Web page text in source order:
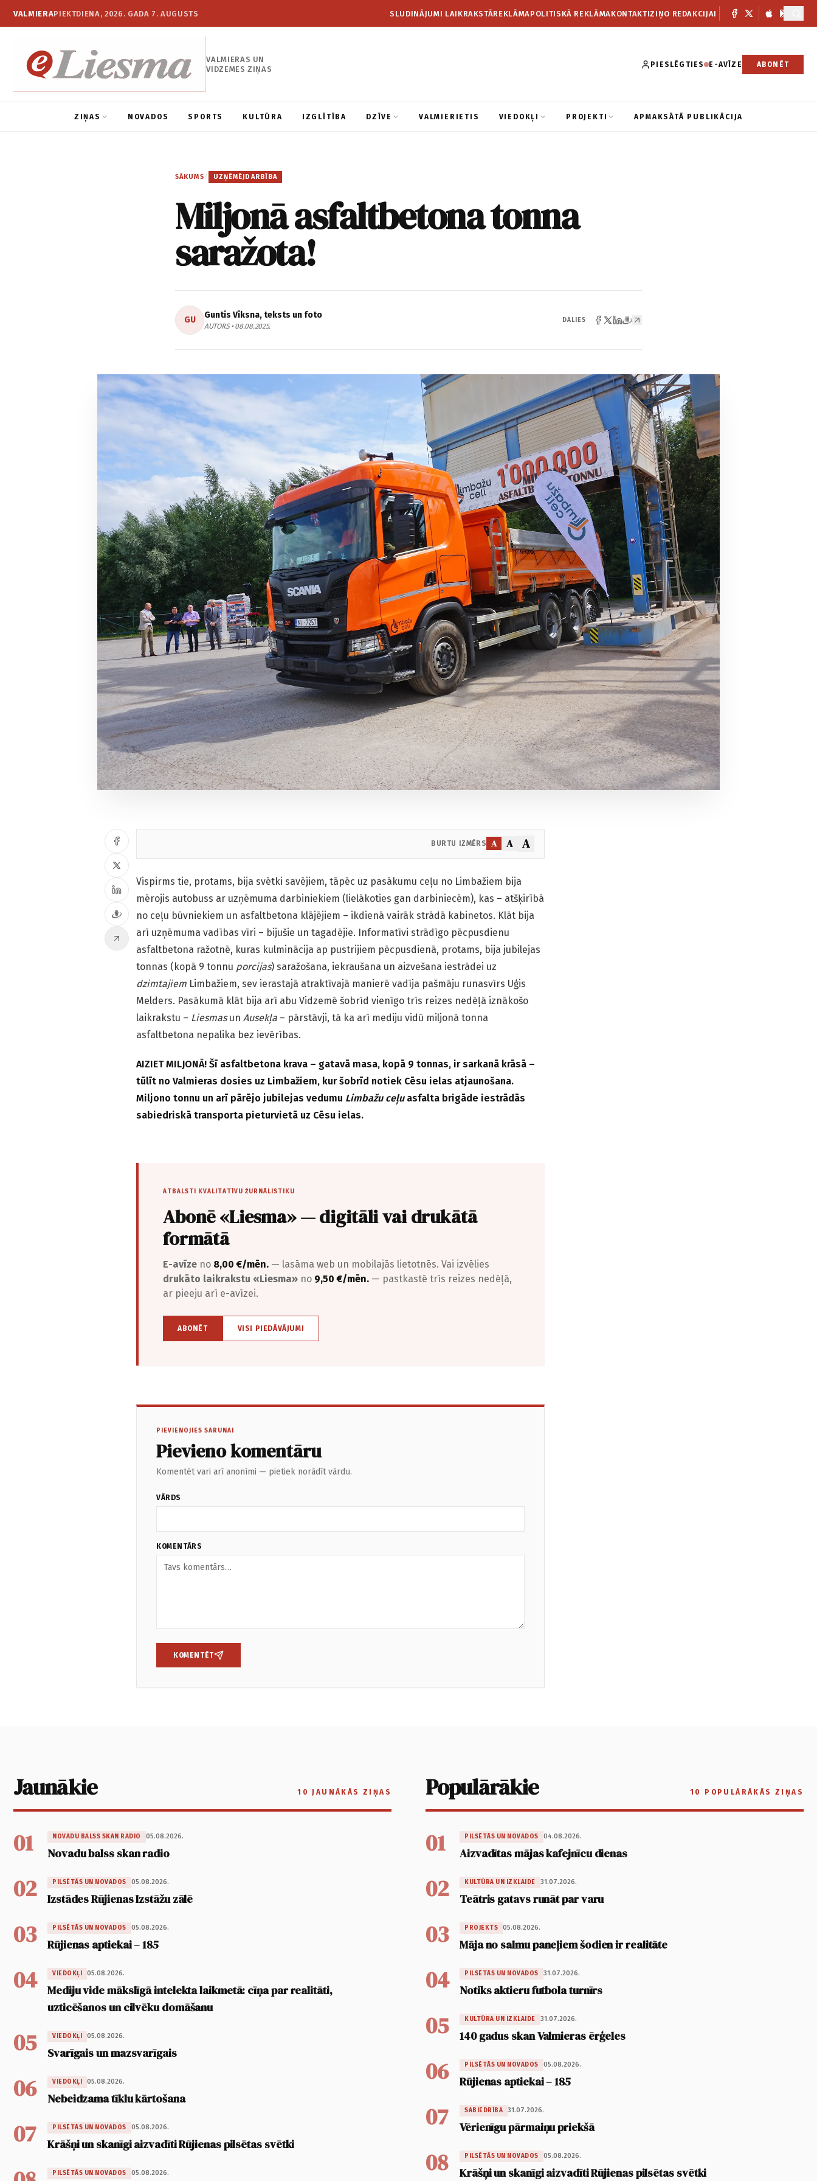
VALMIERAPIEKTDIENA, 2026. GADA 7. AUGUSTS SLUDINĀJUMI LAIKRAKSTĀREKLĀMAPOLITISKĀ REKLĀMAKONTAKTIZIŅO REDAKCIJAI
VALMIERAS UN
VIDZEMES ZIŅAS
PIESLĒGTIES E-AVĪZE ABONĒT
ZIŅAS NOVADOS SPORTS KULTŪRA IZGLĪTĪBA DZĪVE VALMIERIETIS VIEDOKĻI PROJEKTI APMAKSĀTĀ PUBLIKĀCIJA
SĀKUMS / UZŅĒMĒJDARBĪBA
Miljonā asfaltbetona tonna
saražota!
GU Guntis Vīksna, teksts un foto
AUTORS • 08.08.2025.
DALIES
BURTU IZMĒRS A A A
Vispirms tie, protams, bija svētki savējiem, tāpēc uz pasākumu ceļu no Limbažiem bija
mērojis autobuss ar uzņēmuma darbiniekiem (lielākoties gan darbiniecēm), kas – atšķirībā
no ceļu būvniekiem un asfaltbetona klājējiem – ikdienā vairāk strādā kabinetos. Klāt bija
arī uzņēmuma vadības vīri – bijušie un tagadējie. Informatīvi strādīgo pēcpusdienu
asfaltbetona ražotnē, kuras kulminācija ap pustrijiem pēcpusdienā, protams, bija jubilejas
tonnas (kopā 9 tonnu porcijas) saražošana, iekraušana un aizvešana iestrādei uz
dzimtajiem Limbažiem, sev ierastajā atraktīvajā manierē vadīja pašmāju runasvīrs Uģis
Melders. Pasākumā klāt bija arī abu Vidzemē šobrīd vienīgo trīs reizes nedēļā iznākošo
laikrakstu – Liesmasun Ausekļa – pārstāvji, tā ka arī mediju vidū miljonā tonna
asfaltbetona nepalika bez ievērības.
AIZIET MILJONĀ! Šī asfaltbetona krava – gatavā masa, kopā 9 tonnas, ir sarkanā krāsā –
tūlīt no Valmieras dosies uz Limbažiem, kur šobrīd notiek Cēsu ielas atjaunošana.
Miljono tonnu un arī pārējo jubilejas vedumu Limbažu ceļuasfalta brigāde iestrādās
sabiedriskā transporta pieturvietā uz Cēsu ielas.
ATBALSTI KVALITATĪVU ŽURNĀLISTIKU
Abonē «Liesma» — digitāli vai drukātā
formātā
E-avīze no 8,00 €/mēn. — lasāma web un mobilajās lietotnēs. Vai izvēlies
drukāto laikrakstu «Liesma» no 9,50 €/mēn. — pastkastē trīs reizes nedēļā,
ar pieeju arī e-avīzei.
ABONĒT VISI PIEDĀVĀJUMI
PIEVIENOJIES SARUNAI
Pievieno komentāru
Komentēt vari arī anonīmi — pietiek norādīt vārdu.
VĀRDS
KOMENTĀRS
KOMENTĒT
Jaunākie 10 JAUNĀKĀS ZIŅAS
01 NOVADU BALSS SKAN RADIO 05.08.2026.
Novadu balss skan radio
02 PILSĒTĀS UN NOVADOS 05.08.2026.
Izstādes Rūjienas Izstāžu zālē
03 PILSĒTĀS UN NOVADOS 05.08.2026.
Rūjienas aptiekai – 185
04 VIEDOKĻI 05.08.2026.
Mediju vide mākslīgā intelekta laikmetā: cīņa par realitāti,
uzticēšanos un cilvēku domāšanu
05 VIEDOKĻI 05.08.2026.
Svarīgais un mazsvarīgais
06 VIEDOKĻI 05.08.2026.
Nebeidzama tīklu kārtošana
07 PILSĒTĀS UN NOVADOS 05.08.2026.
Krāšņi un skanīgi aizvadīti Rūjienas pilsētas svētki
PILSĒTĀS UN NOVADOS 05.08.2026.
Populārākie 10 POPULĀRĀKĀS ZIŅAS
01 PILSĒTĀS UN NOVADOS 04.08.2026.
Aizvadītas mājas kafejnīcu dienas
02 KULTŪRA UN IZKLAIDE 31.07.2026.
Teātris gatavs runāt par varu
03 PROJEKTS 05.08.2026.
Māja no salmu paneļiem šodien ir realitāte
04 PILSĒTĀS UN NOVADOS 31.07.2026.
Notiks aktieru futbola turnīrs
05 KULTŪRA UN IZKLAIDE 31.07.2026.
140 gadus skan Valmieras ērģeles
06 PILSĒTĀS UN NOVADOS 05.08.2026.
Rūjienas aptiekai – 185
07 SABIEDRĪBA 31.07.2026.
Vērienīgu pārmaiņu priekšā
08 PILSĒTĀS UN NOVADOS 05.08.2026.
Krāšņi un skanīgi aizvadīti Rūjienas pilsētas svētki